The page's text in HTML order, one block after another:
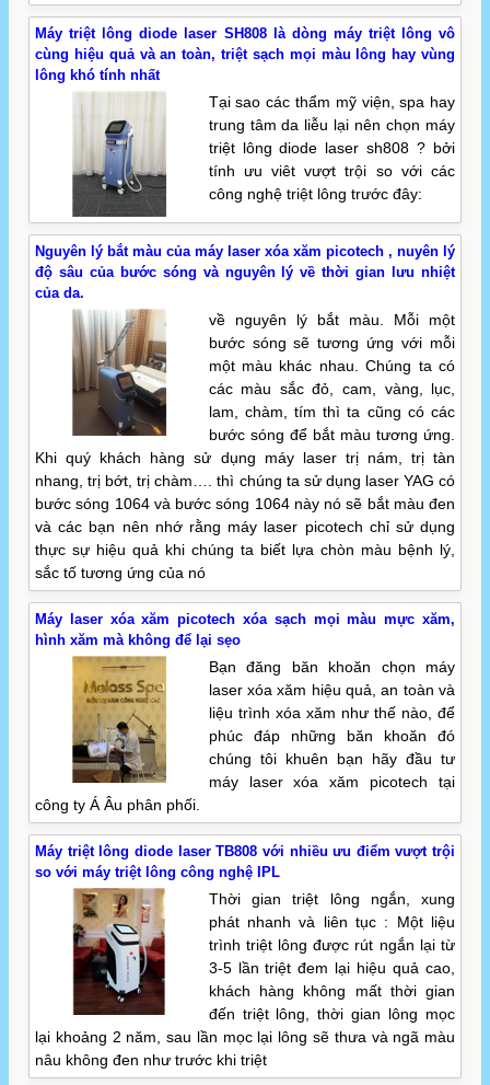
Máy triệt lông diode laser SH808 là dòng máy triệt lông vô
cùng hiệu quả và an toàn, triệt sạch mọi màu lông hay vùng
lông khó tính nhất
Tại sao các thẩm mỹ viện, spa hay
trung tâm da liễu lại nên chọn máy
triệt lông diode laser sh808 ? bởi
tính ưu viêt vượt trội so với các
công nghệ triệt lông trước đây:
Nguyên lý bắt màu của máy laser xóa xăm picotech , nuyên lý
độ sâu của bước sóng và nguyên lý về thời gian lưu nhiệt
của da.
về nguyên lý bắt màu. Mỗi một
bước sóng sẽ tương ứng với mỗi
một màu khác nhau. Chúng ta có
các màu sắc đỏ, cam, vàng, lục,
lam, chàm, tím thì ta cũng có các
bước sóng để bắt màu tương ứng.
Khi quý khách hàng sử dụng máy laser trị nám, trị tàn
nhang, trị bớt, trị chàm…. thì chúng ta sử dụng laser YAG có
bước sóng 1064 và bước sóng 1064 này nó sẽ bắt màu đen
và các bạn nên nhớ rằng máy laser picotech chỉ sử dụng
thực sự hiệu quả khi chúng ta biết lựa chòn màu bệnh lý,
sắc tố tương ứng của nó
Máy laser xóa xăm picotech xóa sạch mọi màu mực xăm,
hình xăm mà không để lại sẹo
Bạn đăng băn khoăn chọn máy
laser xóa xăm hiệu quả, an toàn và
liệu trình xóa xăm như thế nào, để
phúc đáp những băn khoăn đó
chúng tôi khuên bạn hãy đầu tư
máy laser xóa xăm picotech tại
công ty Á Âu phân phối.
Máy triệt lông diode laser TB808 với nhiều ưu điểm vượt trội
so với máy triệt lông công nghệ IPL
Thời gian triệt lông ngắn, xung
phát nhanh và liên tục : Một liệu
trình triệt lông được rút ngắn lại từ
3-5 lần triệt đem lại hiệu quả cao,
khách hàng không mất thời gian
đến triệt lông, thời gian lông mọc
lại khoảng 2 năm, sau lần mọc lại lông sẽ thưa và ngã màu
nâu không đen như trước khi triệt